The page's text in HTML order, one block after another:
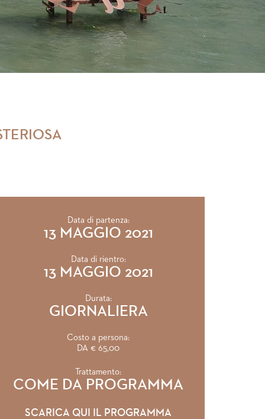
Data di partenza:
13 MAGGIO 2021
Data di rientro:
13 MAGGIO 2021
Durata:
GIORNALIERA
Costo a persona:
DA € 65,00
Trattamento:
COME DA PROGRAMMA
SCARICA QUI IL PROGRAMMA